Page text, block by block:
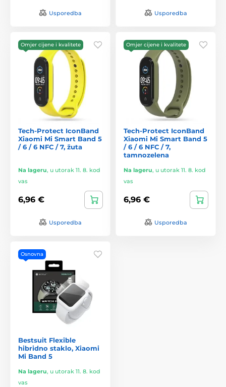
Usporedba Usporedba
Omjer cijene i kvalitete
Tech-Protect IconBand
Xiaomi Mi Smart Band 5
/ 6 / 6 NFC / 7, žuta
Na lageru, u utorak 11. 8. kod
vas
6,96 €
Usporedba
Omjer cijene i kvalitete
Tech-Protect IconBand
Xiaomi Mi Smart Band 5
/ 6 / 6 NFC / 7,
tamnozelena
Na lageru, u utorak 11. 8. kod
vas
6,96 €
Usporedba
Osnovna
Bestsuit Flexible
hibridno staklo, Xiaomi
Mi Band 5
Na lageru, u utorak 11. 8. kod
vas